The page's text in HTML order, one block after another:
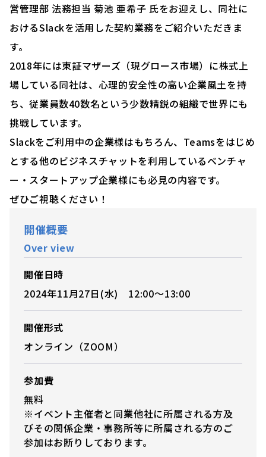
営管理部 法務担当 菊池 亜希子 氏をお迎えし、同社に
おけるSlackを活用した契約業務をご紹介いただきま
す。
2018年には東証マザーズ（現グロース市場）に株式上
場している同社は、心理的安全性の高い企業風土を持
ち、従業員数40数名という少数精鋭の組織で世界にも
挑戦しています。
Slackをご利用中の企業様はもちろん、Teamsをはじめ
とする他のビジネスチャットを利用しているベンチャ
ー・スタートアップ企業様にも必見の内容です。
ぜひご視聴ください！
開催概要
Over view
開催日時
2024年11月27日(水) 12:00〜13:00
開催形式
オンライン（ZOOM）
参加費
無料
※イベント主催者と同業他社に所属される方及
びその関係企業・事務所等に所属される方のご
参加はお断りしております。